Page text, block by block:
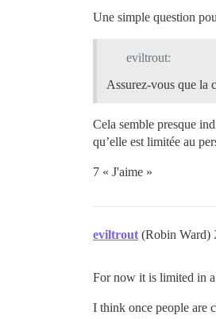
Une simple question
eviltrout:
Assurez-vous que la
Cela semble presque
qu’elle est limitée au
7 « J'aime »
eviltrout (Robin Ward)
For now it is limited in
I think once people are